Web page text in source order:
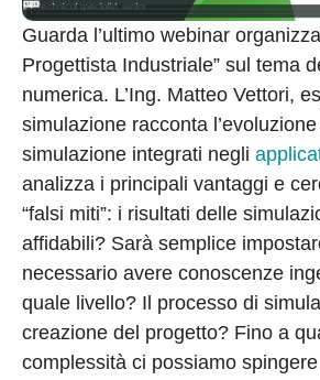
Guarda l’ultimo webinar
Progettista Industriale” sul tema
numerica. L’Ing. Matteo Vettori,
simulazione racconta
simulazione integrati negli
analizza i principali vantaggi e
“falsi miti”: i risultati delle
affidabili? Sarà semplice
necessario avere conoscenze
quale livello? Il processo di
creazione del progetto? Fino a
complessità ci possiamo